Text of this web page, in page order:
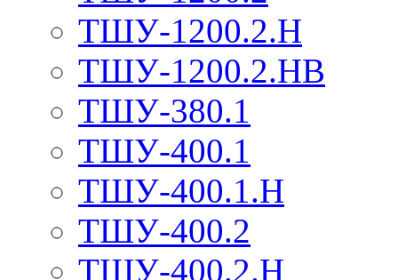
ТШУ-1200.2.Н
ТШУ-1200.2.НВ
ТШУ-380.1
ТШУ-400.1
ТШУ-400.1.Н
ТШУ-400.2
ТШУ-400.2.Н